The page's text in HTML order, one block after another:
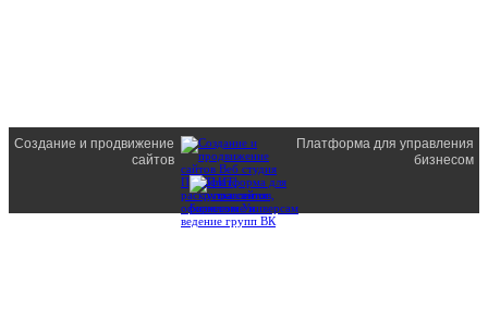
Создание и продвижение
сайтов
Платформа для управления
бизнесом